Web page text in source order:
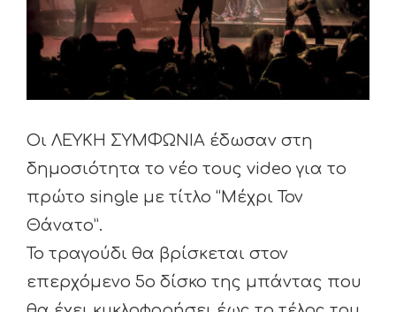
Οι ΛΕΥΚΗ ΣΥΜΦΩΝΙΑ έδωσαν στη
δημοσιότητα το νέο τους video για το
πρώτο single με τίτλο “Μέχρι Τον
Θάνατο”.
Το τραγούδι θα βρίσκεται στον
επερχόμενο 5ο δίσκο της μπάντας που